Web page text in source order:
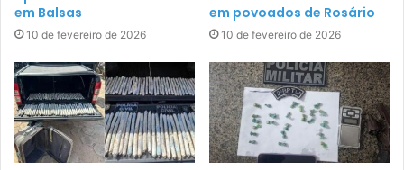
em Balsas
10 de fevereiro de 2026
em povoados de Rosário
10 de fevereiro de 2026